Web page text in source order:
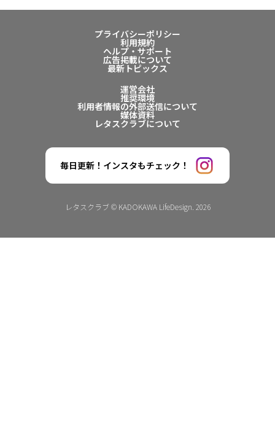
プライバシーポリシー
利用規約
ヘルプ・サポート
広告掲載について
最新トピックス
運営会社
推奨環境
利用者情報の外部送信について
媒体資料
レタスクラブについて
毎日更新！インスタもチェック！
レタスクラブ © KADOKAWA LifeDesign. 2026